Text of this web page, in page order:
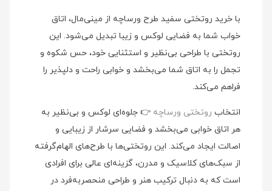
با خرید روتختی سفید طرح ورساچه از مینی‌مال، اتاق
خواب شما به فضایی لوکس و زیبا تبدیل می‌شود. این
روتختی با طراحی بی‌نظیر و استثنایی خود، حس شکوه و
تجمل را به اتاق شما می‌بخشد و خوابی راحت و دلپذیر را
فراهم می‌کند.
انتخاب روتختی ورساچه 👉 جلوه‌ای لوکس و بی‌نظیر به
هر اتاق خوابی می‌بخشد و فضایی سرشار از زیبایی و
اصالت ایجاد می‌کند. این روتختی‌ها با طرح‌های الهام‌گرفته
از سبک‌های کلاسیک و مدرن، گزینه‌ای عالی برای افرادی
است که به دنبال ترکیب هنر و طراحی منحصربه‌فرد در